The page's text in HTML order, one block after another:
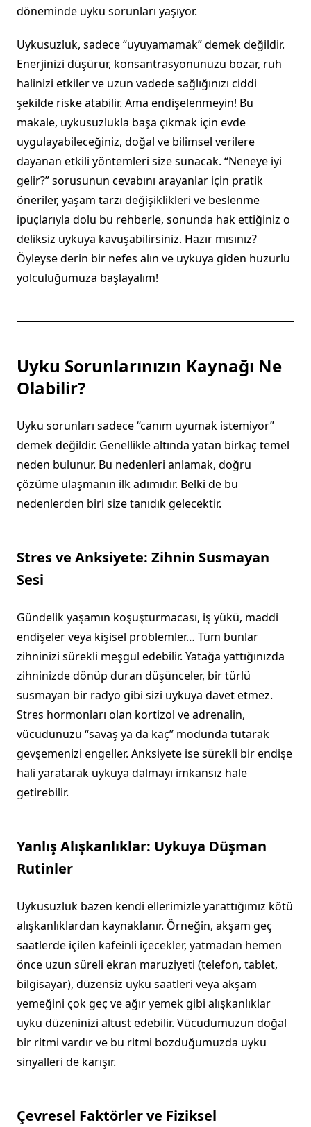
döneminde uyku sorunları yaşıyor.
Uykusuzluk, sadece “uyuyamamak” demek değildir.
Enerjinizi düşürür, konsantrasyonunuzu bozar, ruh
halinizi etkiler ve uzun vadede sağlığınızı ciddi
şekilde riske atabilir. Ama endişelenmeyin! Bu
makale, uykusuzlukla başa çıkmak için evde
uygulayabileceğiniz, doğal ve bilimsel verilere
dayanan etkili yöntemleri size sunacak. “Neneye iyi
gelir?” sorusunun cevabını arayanlar için pratik
öneriler, yaşam tarzı değişiklikleri ve beslenme
ipuçlarıyla dolu bu rehberle, sonunda hak ettiğiniz o
deliksiz uykuya kavuşabilirsiniz. Hazır mısınız?
Öyleyse derin bir nefes alın ve uykuya giden huzurlu
yolculuğumuza başlayalım!
Uyku Sorunlarınızın Kaynağı Ne
Olabilir?
Uyku sorunları sadece “canım uyumak istemiyor”
demek değildir. Genellikle altında yatan birkaç temel
neden bulunur. Bu nedenleri anlamak, doğru
çözüme ulaşmanın ilk adımıdır. Belki de bu
nedenlerden biri size tanıdık gelecektir.
Stres ve Anksiyete: Zihnin Susmayan
Sesi
Gündelik yaşamın koşuşturmacası, iş yükü, maddi
endişeler veya kişisel problemler… Tüm bunlar
zihninizi sürekli meşgul edebilir. Yatağa yattığınızda
zihninizde dönüp duran düşünceler, bir türlü
susmayan bir radyo gibi sizi uykuya davet etmez.
Stres hormonları olan kortizol ve adrenalin,
vücudunuzu “savaş ya da kaç” modunda tutarak
gevşemenizi engeller. Anksiyete ise sürekli bir endişe
hali yaratarak uykuya dalmayı imkansız hale
getirebilir.
Yanlış Alışkanlıklar: Uykuya Düşman
Rutinler
Uykusuzluk bazen kendi ellerimizle yarattığımız kötü
alışkanlıklardan kaynaklanır. Örneğin, akşam geç
saatlerde içilen kafeinli içecekler, yatmadan hemen
önce uzun süreli ekran maruziyeti (telefon, tablet,
bilgisayar), düzensiz uyku saatleri veya akşam
yemeğini çok geç ve ağır yemek gibi alışkanlıklar
uyku düzeninizi altüst edebilir. Vücudumuzun doğal
bir ritmi vardır ve bu ritmi bozduğumuzda uyku
sinyalleri de karışır.
Çevresel Faktörler ve Fiziksel